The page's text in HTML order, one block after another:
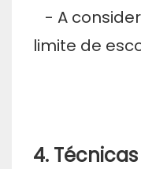
- A
limite de
4.